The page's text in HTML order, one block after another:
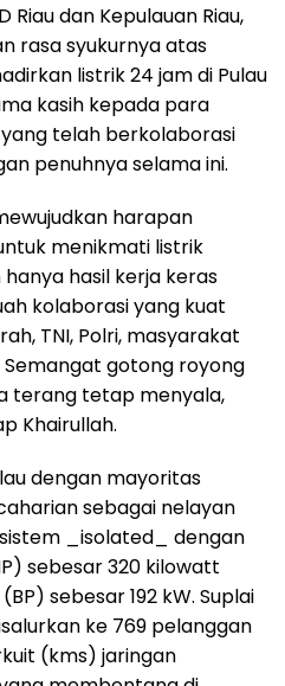
Riau dan Kepulauan Riau,
rasa syukurnya atas
listrik 24 jam di Pulau
kasih kepada para
telah berkolaborasi
penuhnya selama ini.
harapan
menikmati listrik
hasil kerja keras
kolaborasi yang kuat
TNI, Polri, masyarakat
gotong royong
terang tetap menyala,
Khairullah.
dengan mayoritas
sebagai nelayan
_isolated_ dengan
sebesar 320 kilowatt
sebesar 192 kW. Suplai
ke 769 pelanggan
(kms) jaringan